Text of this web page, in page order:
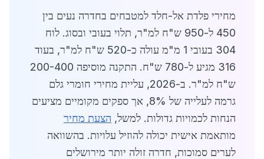
מחירי פלדת אל-חלד למטבחים בחדרה נעים בין
450 ל-950 ש"ח למ"ר, תלוי בעובי ובסוג. לוח
304 בעובי 1 מ"מ עולה כ-520 ש"ח למ"ר, בעוד
316 מגיע ל-780 ש"ח. התקנה מוסיפה 200-400
ש"ח למ"ר. ב-2026, עליית מחירי חומרי גלם
גרמה לעלייה של 8%, אך ספקים מקומיים מציעים
הנחות לכמויות גדולות. למשל, הצעת מחיר
מותאמת אישית יכולה להוזיל עלויות. בהשוואה
לערים סמוכות, חדרה זולה יותר מירושלים